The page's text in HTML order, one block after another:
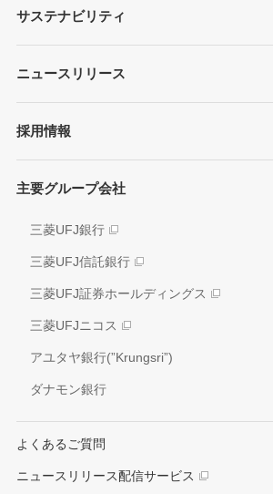
MUFGブランド
ガバナンス
事業内容
財務情報
債券・格付情報
個人投資家の皆さまへ
各種レポート
アナリスト情報
電子公告
情報開示方針
IRお問い合わせ窓口
サステナビリティ
各種レポート/データ/インデックス
方針/ガイドライン
イニシアティブへの参画
環境
社会
ガバナンス
外部評価
社会貢献活動
ニュースリリース
採用情報
主要グループ会社
三菱UFJ銀行
三菱UFJ信託銀行
三菱UFJ証券ホールディングス
三菱UFJニコス
アユタヤ銀行(”Krungsri”)
ダナモン銀行
よくあるご質問
ニュースリリース配信サービス